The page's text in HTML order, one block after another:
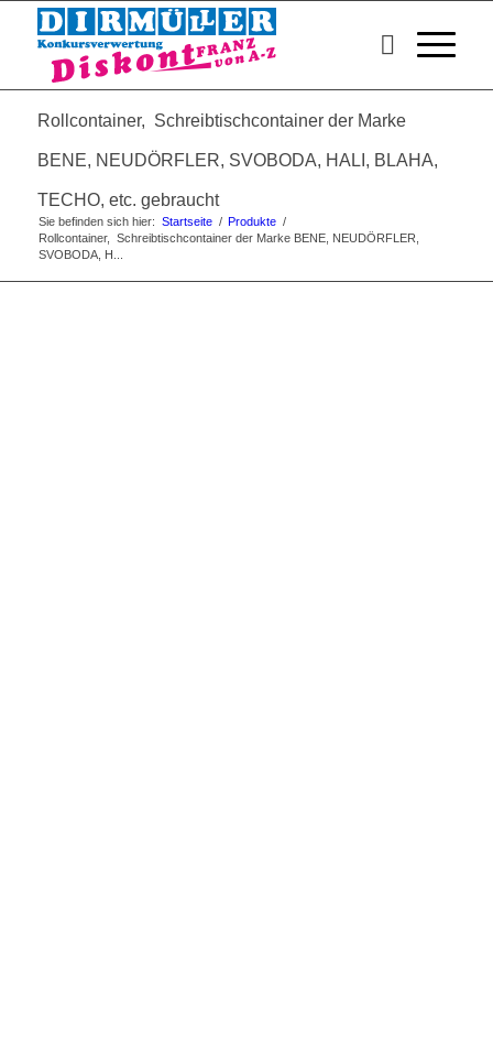
Rollcontainer, Schreibtischcontainer der Marke
BENE, NEUDÖRFLER, SVOBODA, HALI, BLAHA,
TECHO, etc. gebraucht
Sie befinden sich hier: Startseite / Produkte /
Rollcontainer, Schreibtischcontainer der Marke BENE, NEUDÖRFLER,
SVOBODA, H...